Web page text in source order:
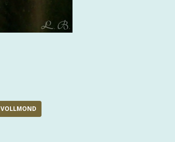
VOLLMOND